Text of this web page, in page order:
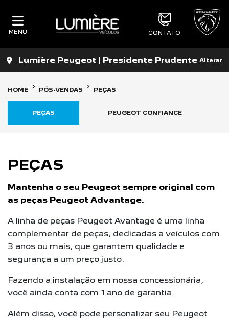
MENU CONTATO
Lumière Peugeot | Presidente Prudente Alterar
HOME PÓS-VENDAS PEÇAS
PEUGEOT CONFIANCE
PEÇAS
PEÇAS
Mantenha o seu Peugeot sempre original com
as peças Peugeot Advantage.
A linha de peças Peugeot Avantage é uma linha
complementar de peças, dedicadas a veículos com
3 anos ou mais, que garantem qualidade e
segurança a um preço justo.
Fazendo a instalação em nossa concessionária,
você ainda conta com 1 ano de garantia.
Além disso, você pode personalizar seu Peugeot